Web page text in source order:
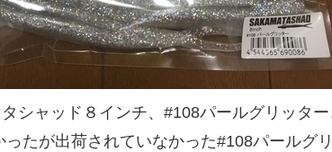
シャッド８インチ、#108パールグリッター
たが出荷されていなかった#108パールグ